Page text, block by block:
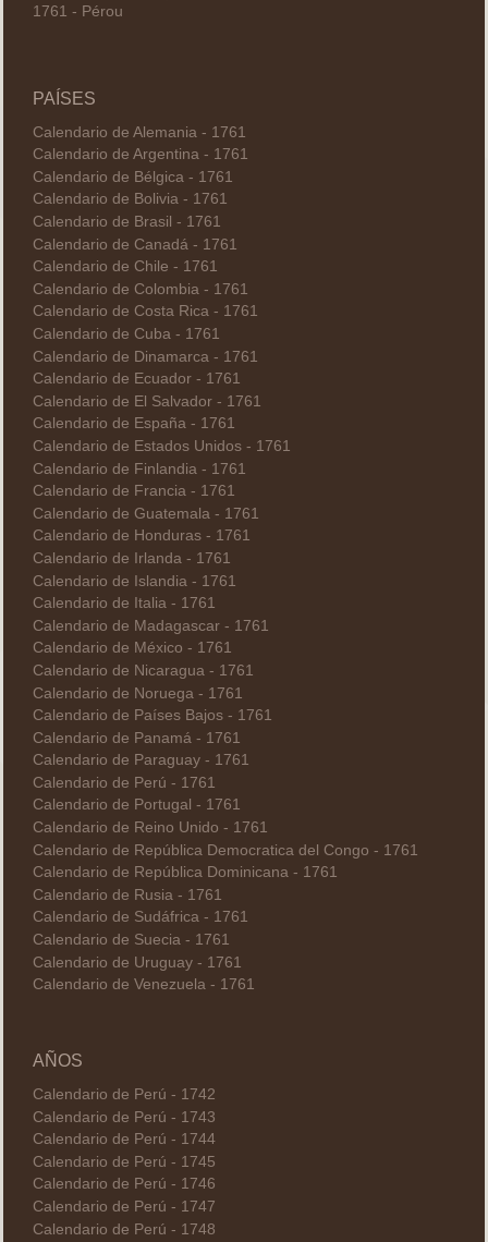
1761 - Pérou
PAÍSES
Calendario de Alemania - 1761
Calendario de Argentina - 1761
Calendario de Bélgica - 1761
Calendario de Bolivia - 1761
Calendario de Brasil - 1761
Calendario de Canadá - 1761
Calendario de Chile - 1761
Calendario de Colombia - 1761
Calendario de Costa Rica - 1761
Calendario de Cuba - 1761
Calendario de Dinamarca - 1761
Calendario de Ecuador - 1761
Calendario de El Salvador - 1761
Calendario de España - 1761
Calendario de Estados Unidos - 1761
Calendario de Finlandia - 1761
Calendario de Francia - 1761
Calendario de Guatemala - 1761
Calendario de Honduras - 1761
Calendario de Irlanda - 1761
Calendario de Islandia - 1761
Calendario de Italia - 1761
Calendario de Madagascar - 1761
Calendario de México - 1761
Calendario de Nicaragua - 1761
Calendario de Noruega - 1761
Calendario de Países Bajos - 1761
Calendario de Panamá - 1761
Calendario de Paraguay - 1761
Calendario de Perú - 1761
Calendario de Portugal - 1761
Calendario de Reino Unido - 1761
Calendario de República Democratica del Congo - 1761
Calendario de República Dominicana - 1761
Calendario de Rusia - 1761
Calendario de Sudáfrica - 1761
Calendario de Suecia - 1761
Calendario de Uruguay - 1761
Calendario de Venezuela - 1761
AÑOS
Calendario de Perú - 1742
Calendario de Perú - 1743
Calendario de Perú - 1744
Calendario de Perú - 1745
Calendario de Perú - 1746
Calendario de Perú - 1747
Calendario de Perú - 1748